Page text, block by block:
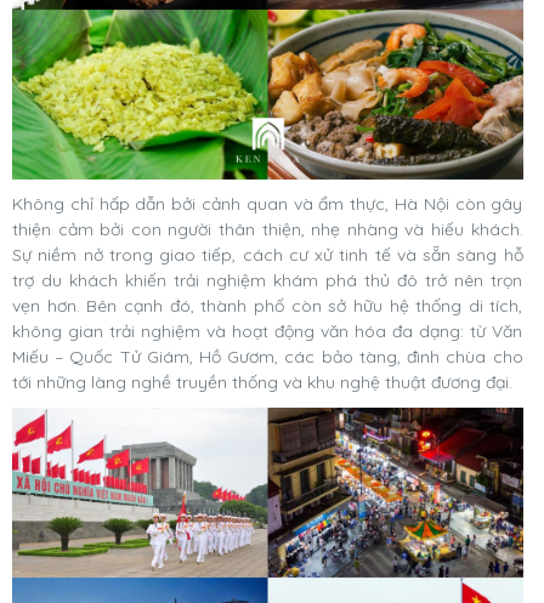
Không chỉ hấp dẫn bởi cảnh quan và ẩm thực, Hà Nội còn gây
thiện cảm bởi con người thân thiện, nhẹ nhàng và hiếu khách.
Sự niềm nở trong giao tiếp, cách cư xử tinh tế và sẵn sàng hỗ
trợ du khách khiến trải nghiệm khám phá thủ đô trở nên trọn
vẹn hơn. Bên cạnh đó, thành phố còn sở hữu hệ thống di tích,
không gian trải nghiệm và hoạt động văn hóa đa dạng: từ Văn
Miếu – Quốc Tử Giám, Hồ Gươm, các bảo tàng, đình chùa cho
tới những làng nghề truyền thống và khu nghệ thuật đương đại.